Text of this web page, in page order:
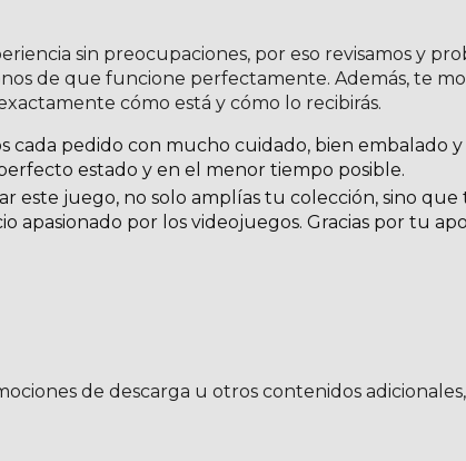
sin preocupaciones, por eso revisamos y
de que funcione perfectamente. Además, te
cómo está y cómo lo recibirás.
cada pedido con mucho cuidado, bien embalado y
estado y en el menor tiempo posible.
este juego, no solo amplías tu colección, sino que
apasionado por los videojuegos. Gracias por tu
de descarga u otros contenidos